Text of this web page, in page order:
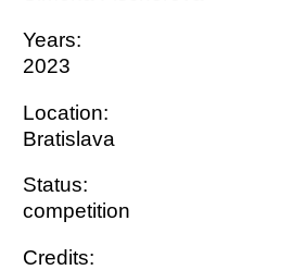
Years:
2023
Location:
Bratislava
Status:
competition
Credits: